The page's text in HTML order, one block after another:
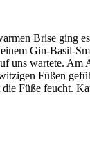
Brise ging
Gin-Basil-
uns wartete. Am
Füßen
Füße feucht.